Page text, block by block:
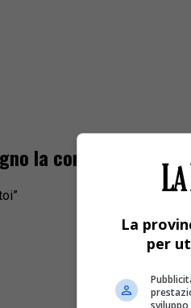
la corsa “Lana
La
per